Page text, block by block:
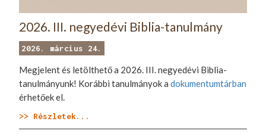
2026. III. negyedévi Biblia-tanulmány
2026. március 24.
Megjelent és letölthető a 2026. III. negyedévi Biblia-
tanulmányunk! Korábbi tanulmányok adokumentumtárban
érhetőek el.
>> Részletek...